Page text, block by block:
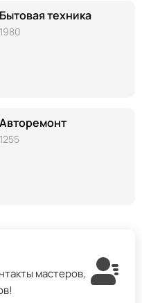
Бытовая техника
1980
Авторемонт
1255
мастеров,